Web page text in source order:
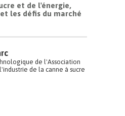
et de l'énergie,
les défis du marché
de l'Association
de la canne à sucre